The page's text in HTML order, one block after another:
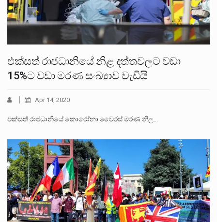
එක්සත් රාජධානියේ නිළ දත්තවලට වඩා
15%ට වඩා මරණ සංඛ්‍යාව වැඩියි
Apr 14, 2020
එක්සත් රාජධානියේ කොරෝනා වෛරස් මරණ නිල…